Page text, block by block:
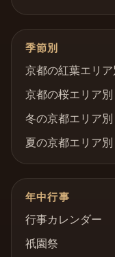
季節別
京都の紅葉エリア
京都の桜エリア別
冬の京都エリア別
夏の京都エリア別
年中行事
行事カレンダー
祇園祭